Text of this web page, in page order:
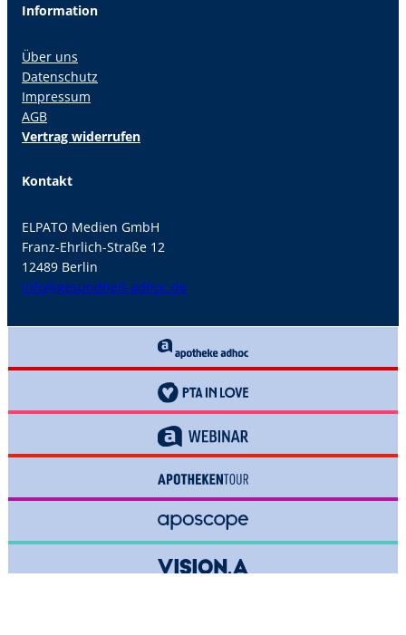
Information
Über uns
Datenschutz
Impressum
AGB
Vertrag widerrufen
Kontakt
ELPATO Medien GmbH
Franz-Ehrlich-Straße 12
12489 Berlin
info@gesundheit-adhoc.de